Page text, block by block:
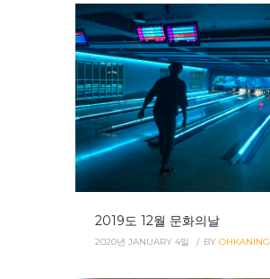
2019도 12월 문화의날
2020년 JANUARY 4일 BY OHKANING